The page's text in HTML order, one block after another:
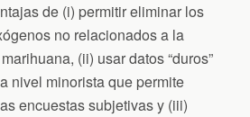
de (i) permitir eliminar los
no relacionados a la
(ii) usar datos “duros”
nivel minorista que permite
encuestas subjetivas y (iii)